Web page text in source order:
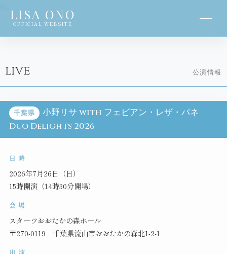
LISA ONO
OFFICIAL WEBSITE
LIVE 公演情報
千葉県
小野リサ with フェビアン・レザ・パネ
Duo Delights 2026
日 時
2026年7月26日（日）
15時開演（14時30分開場）
会 場
スターツおおたかの森ホール
〒270-0119 千葉県流山市おおたかの森北1-2-1